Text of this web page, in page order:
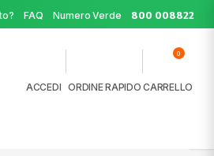
FAQ Numero Verde 800 008822
0
CARRELLO
ORDINE RAPIDO
ACCEDI